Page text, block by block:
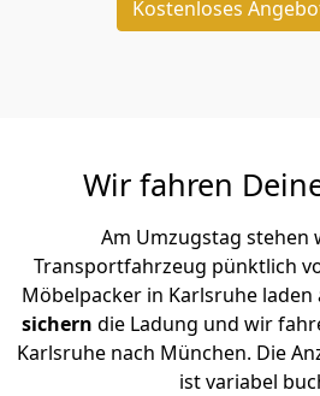
Kostenloses
Wir fahren
Am Umzugstag stehen
Transportfahrzeug pünktlich
Möbelpacker in Karlsruhe
sichern die Ladung und wir
Karlsruhe nach München. Die
ist variabel